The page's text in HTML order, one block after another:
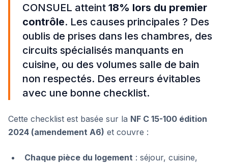
CONSUEL atteint 18% lors du premier
contrôle. Les causes principales ? Des
oublis de prises dans les chambres, des
circuits spécialisés manquants en
cuisine, ou des volumes salle de bain
non respectés. Des erreurs évitables
avec une bonne checklist.
Cette checklist est basée sur la NF C 15-100 édition
2024 (amendement A6) et couvre :
Chaque pièce du logement : séjour, cuisine,